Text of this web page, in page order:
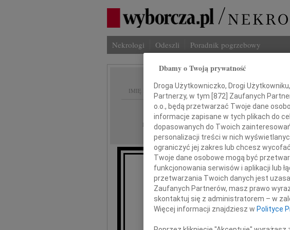
Nekrologi Odeszli Poradnik pogrzebowy
IMIĘ I NAZWISKO:
REGION: Warszawa
DATA EMISJI: 16.11.2022
Żegnaj
Dbamy o Twoją prywatność
Droga Użytkowniczko, Drogi
Partnerzy, w tym [872] Zaufanych
o.o., będą przetwarzać Twoje dane
informacje zapisane w tych plikach do
dopasowanych do Twoich
personalizacji treści w nich
ograniczyć jej zakres lub chcesz
Twoje dane osobowe mogą być
funkcjonowania serwisów i aplikacji lub
przetwarzania Twoich danych jest
Zaufanych Partnerów, masz prawo
skontaktuj się z administratorem – w
Więcej informacji znajdziesz w Polityce